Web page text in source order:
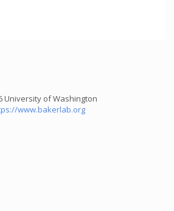
University of Washington
www.bakerlab.org